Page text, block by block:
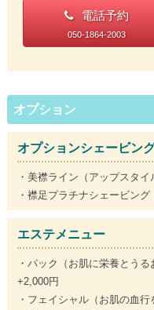
電話予約
050-1864-2003
オプション
オプションシェービン
・美襟ライン（アップスタ
・襟足プラチナシェービン
エステメニュー
・パック（お肌に栄養とう
+2,000円
・フェイシャル（お肌の血